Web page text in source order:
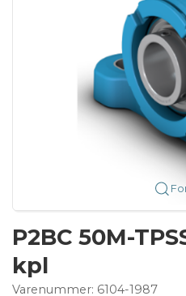
P2BC 50M-
kpl
Varenummer: 6104-1987